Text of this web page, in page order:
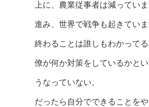
上に、農業従事者は減ってい
進み、世界で戦争も起きてい
終わることは誰しもわかって
僚が何か対策をしているかと
うなっていない。
だったら自分でできることを